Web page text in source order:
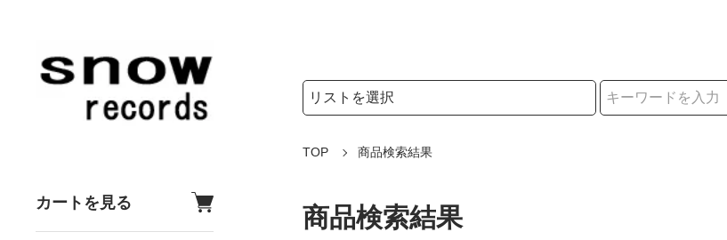
カートを見る
検索リストの選択
TOP 商品検索結果
商品検索結果